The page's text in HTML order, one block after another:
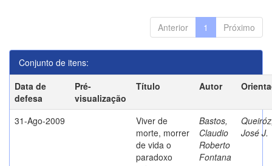
Anterior 1 Próximo
Conjunto de itens:
Data de
defesa
Pré-
visualização
Título Autor
31-Ago-2009
Viver de
morte, morrer
de vida o
paradoxo
Bastos,
Claudio
Roberto
Fontana
José J.